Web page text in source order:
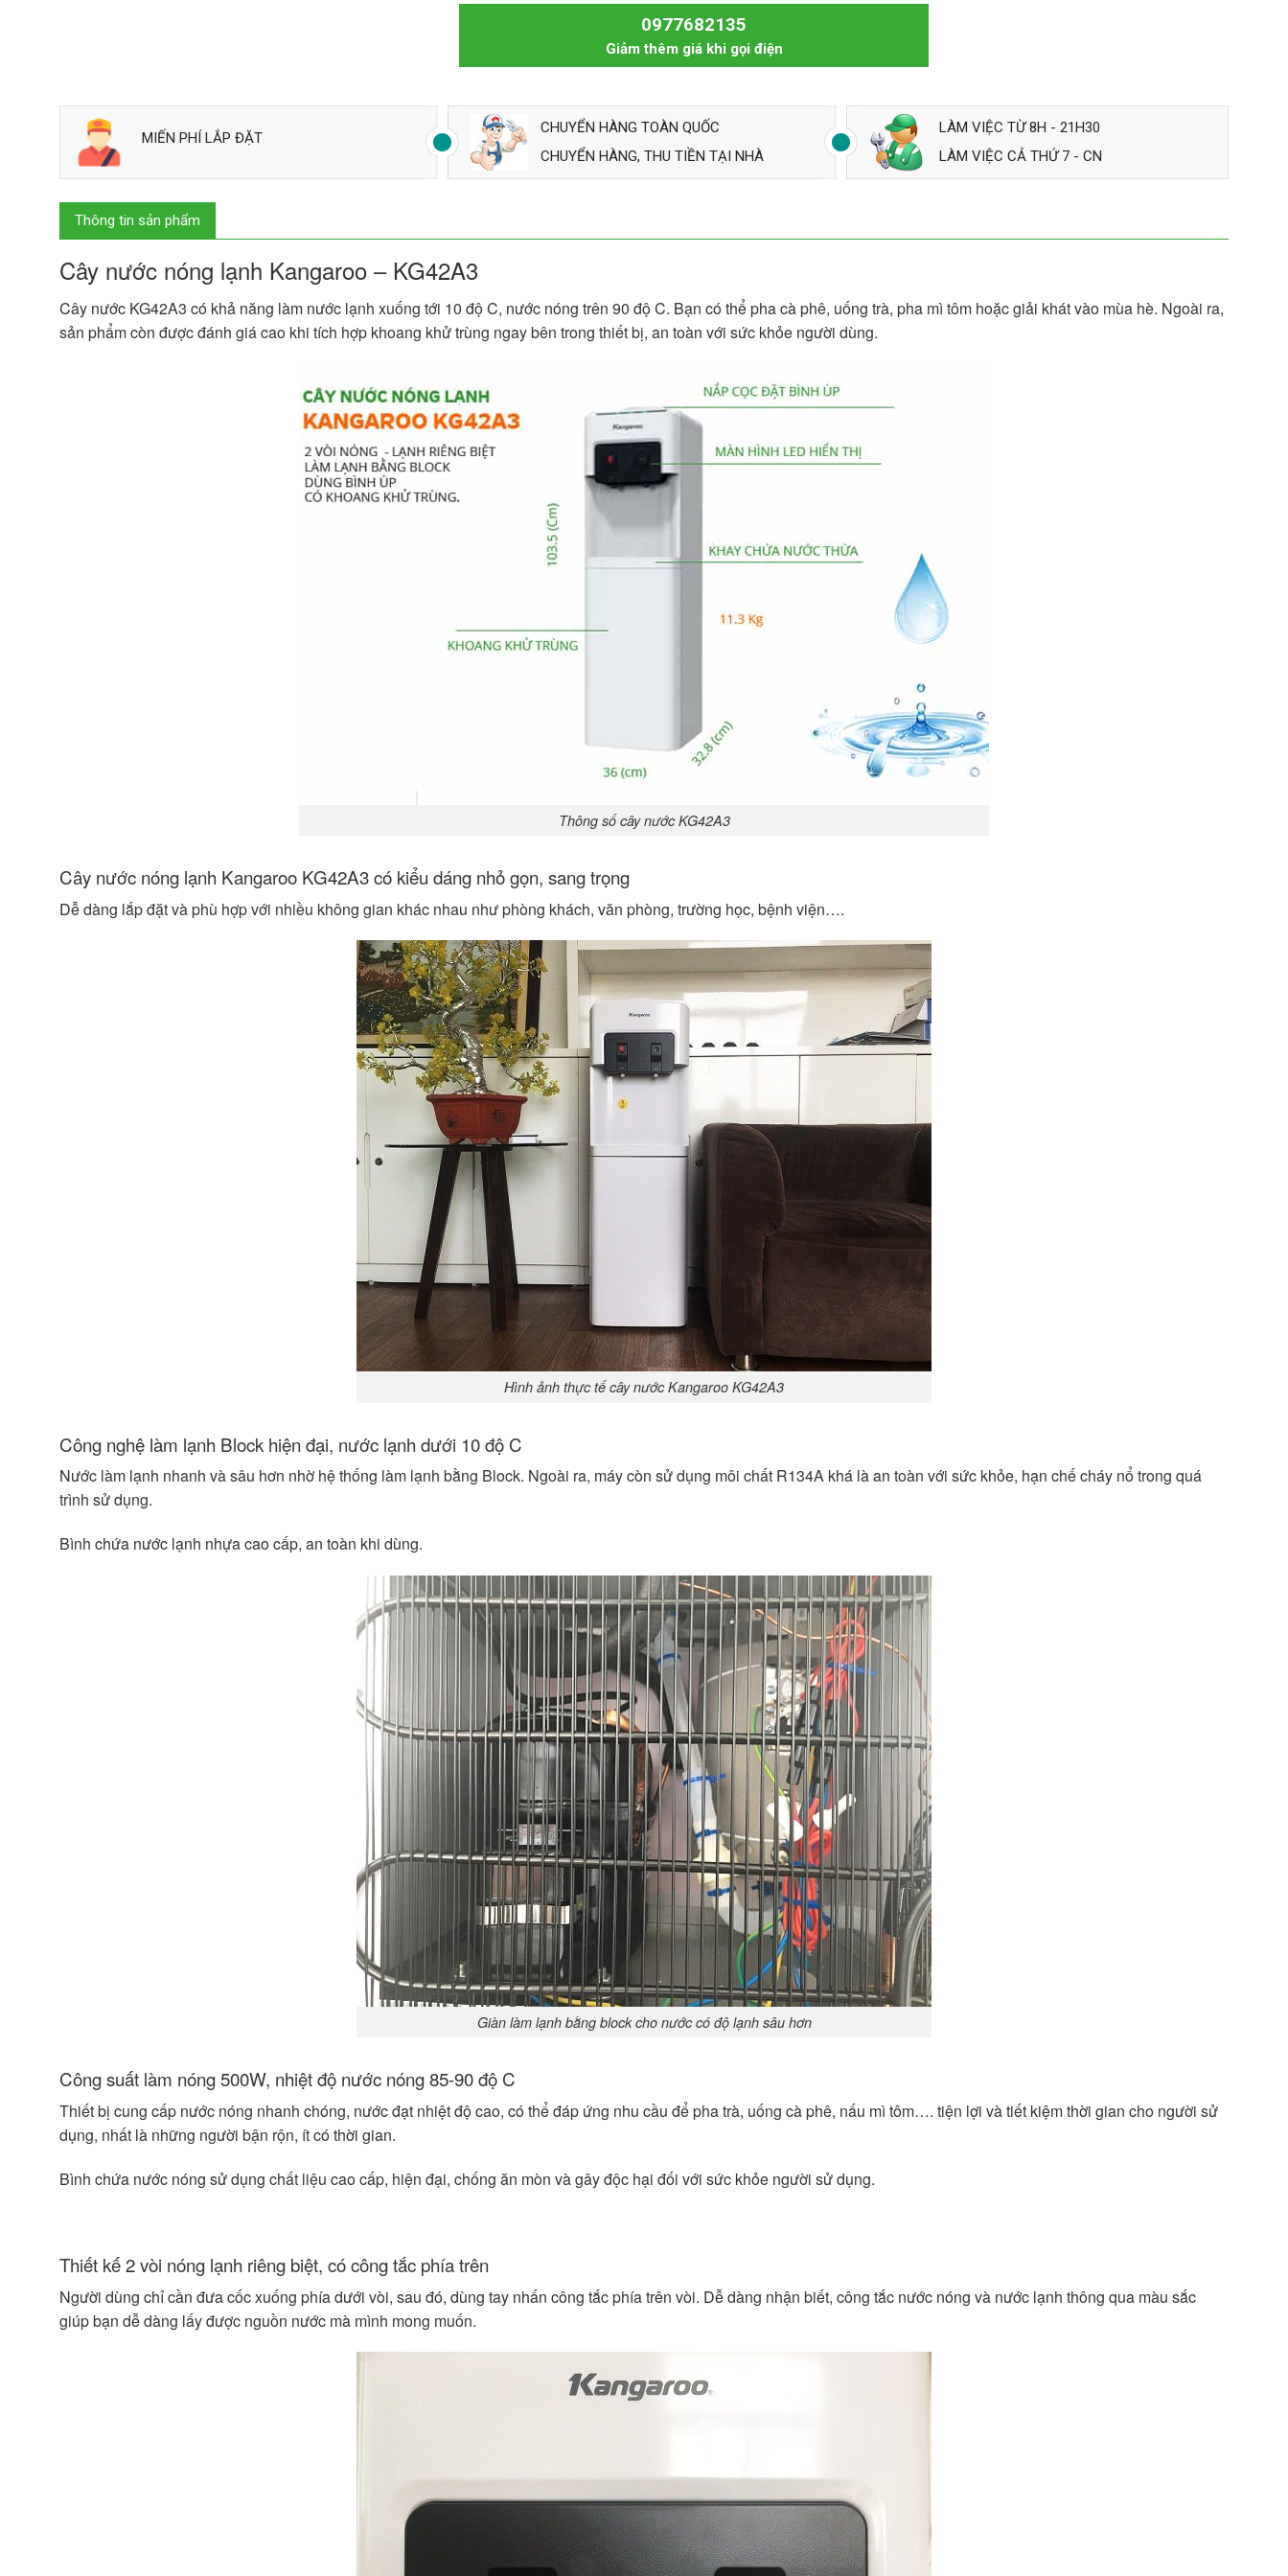
0977682135
Giảm thêm giá khi gọi điện
MIẾN PHÍ LẮP ĐẶT
CHUYỂN HÀNG TOÀN QUỐC
CHUYỂN HÀNG, THU TIỀN TẠI NHÀ
LÀM VIỆC TỪ 8H - 21H30
LÀM VIỆC CẢ THỨ 7 - CN
Thông tin sản phẩm
Cây nước nóng lạnh Kangaroo – KG42A3
Cây nước KG42A3 có khả năng làm nước lạnh xuống tới 10 độ C, nước nóng trên 90 độ C. Bạn có thể pha cà phê, uống trà, pha mì tôm hoặc giải khát vào mùa hè. Ngoài ra,
sản phẩm còn được đánh giá cao khi tích hợp khoang khử trùng ngay bên trong thiết bị, an toàn với sức khỏe người dùng.
Thông số cây nước KG42A3
Cây nước nóng lạnh Kangaroo KG42A3 có kiểu dáng nhỏ gọn, sang trọng
Dễ dàng lắp đặt và phù hợp với nhiều không gian khác nhau như phòng khách, văn phòng, trường học, bệnh viện….
Hình ảnh thực tế cây nước Kangaroo KG42A3
Công nghệ làm lạnh Block hiện đại, nước lạnh dưới 10 độ C
Nước làm lạnh nhanh và sâu hơn nhờ hệ thống làm lạnh bằng Block. Ngoài ra, máy còn sử dụng môi chất R134A khá là an toàn với sức khỏe, hạn chế cháy nổ trong quá
trình sử dụng.
Bình chứa nước lạnh nhựa cao cấp, an toàn khi dùng.
Giàn làm lạnh bằng block cho nước có độ lạnh sâu hơn
Công suất làm nóng 500W, nhiệt độ nước nóng 85-90 độ C
Thiết bị cung cấp nước nóng nhanh chóng, nước đạt nhiệt độ cao, có thể đáp ứng nhu cầu để pha trà, uống cà phê, nấu mì tôm…. tiện lợi và tiết kiệm thời gian cho người sử
dụng, nhất là những người bận rộn, ít có thời gian.
Bình chứa nước nóng sử dụng chất liệu cao cấp, hiện đại, chống ăn mòn và gây độc hại đối với sức khỏe người sử dụng.
Thiết kế 2 vòi nóng lạnh riêng biệt, có công tắc phía trên
Người dùng chỉ cần đưa cốc xuống phía dưới vòi, sau đó, dùng tay nhấn công tắc phía trên vòi. Dễ dàng nhận biết, công tắc nước nóng và nước lạnh thông qua màu sắc
giúp bạn dễ dàng lấy được nguồn nước mà mình mong muốn.